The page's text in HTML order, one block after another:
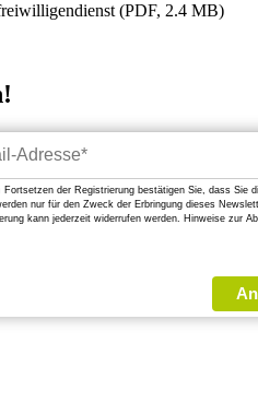
(PDF, 2.4 MB)
Fortsetzen der Registrierung bestätigen Sie, dass Sie
nur für den Zweck der Erbringung dieses
kann jederzeit widerrufen werden. Hinweise zur